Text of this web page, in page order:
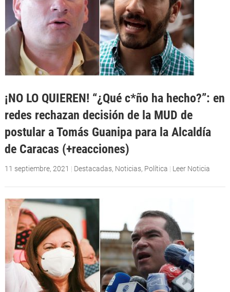
¡NO LO QUIEREN! “¿Qué c*ño ha hecho?”: en
redes rechazan decisión de la MUD de
postular a Tomás Guanipa para la Alcaldía
de Caracas (+reacciones)
11 septiembre, 2021 | Destacadas, Noticias, Política | Leer Noticia